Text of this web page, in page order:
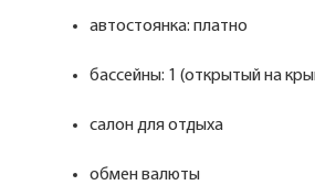
автостоянка: платно
бассейны: 1 (открытый на
салон для отдыха
обмен валюты